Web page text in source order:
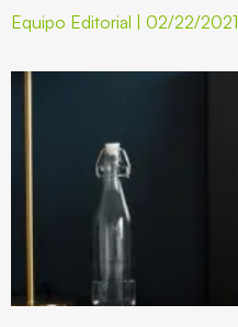
Equipo Editorial 02/22/2021